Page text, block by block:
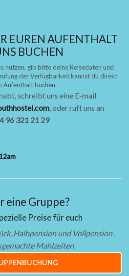
EUREN AUFENTHALT
BUCHEN
nutzen, gib bitte deine Reisedaten und
der Verfügbarkeit kannst du direkt
Aufenthalt buchen.
schreibt uns eine E-mail
, oder ruft uns an
96 321 21 29
eine Gruppe?
Preise für euch
Halbpension und Vollpension .
Mahlzeiten.